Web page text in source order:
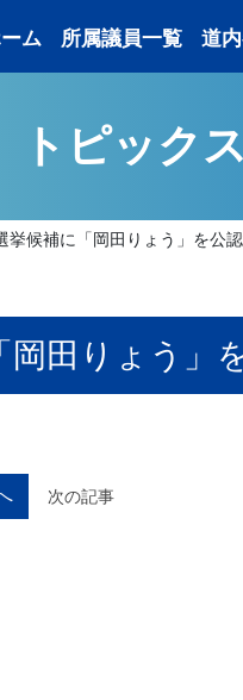
ム 所属議員一覧 道
トピックス
挙候補に「岡田りょう」を公認
田りょう」
次の記事